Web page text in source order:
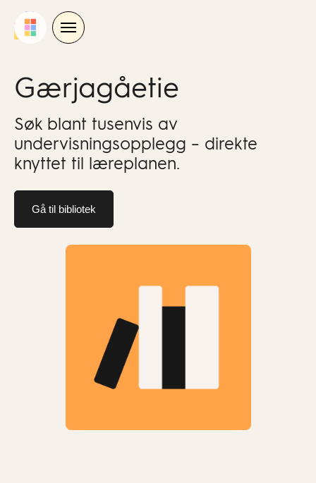
Gærjagåetie
Søk blant tusenvis av
undervisningsopplegg – direkte
knyttet til læreplanen.
Gå til bibliotek